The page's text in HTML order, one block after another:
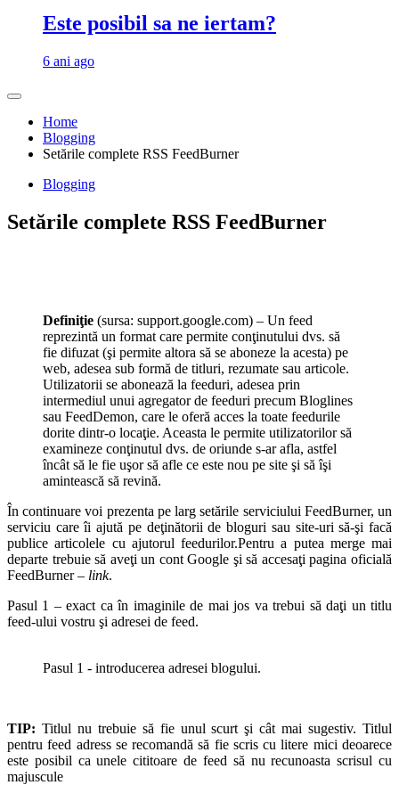
Este posibil sa ne iertam?
6 ani ago
Home
Blogging
Setările complete RSS FeedBurner
Blogging
Setările complete RSS FeedBurner
Definiţie (sursa: support.google.com) – Un feed
reprezintă un format care permite conţinutului dvs. să
fie difuzat (şi permite altora să se aboneze la acesta) pe
web, adesea sub formă de titluri, rezumate sau articole.
Utilizatorii se abonează la feeduri, adesea prin
intermediul unui agregator de feeduri precum Bloglines
sau FeedDemon, care le oferă acces la toate feedurile
dorite dintr-o locaţie. Aceasta le permite utilizatorilor să
examineze conţinutul dvs. de oriunde s-ar afla, astfel
încât să le fie uşor să afle ce este nou pe site şi să îşi
amintească să revină.
În continuare voi prezenta pe larg setările serviciului FeedBurner, un
serviciu care îi ajută pe deţinătorii de bloguri sau site-uri să-şi facă
publice articolele cu ajutorul feedurilor.Pentru a putea merge mai
departe trebuie să aveţi un cont Google şi să accesaţi pagina oficială
FeedBurner – link.
Pasul 1 – exact ca în imaginile de mai jos va trebui să daţi un titlu
feed-ului vostru şi adresei de feed.
Pasul 1 - introducerea adresei blogului.
TIP: Titlul nu trebuie să fie unul scurt şi cât mai sugestiv. Titlul
pentru feed adress se recomandă să fie scris cu litere mici deoarece
este posibil ca unele cititoare de feed să nu recunoasta scrisul cu
majuscule